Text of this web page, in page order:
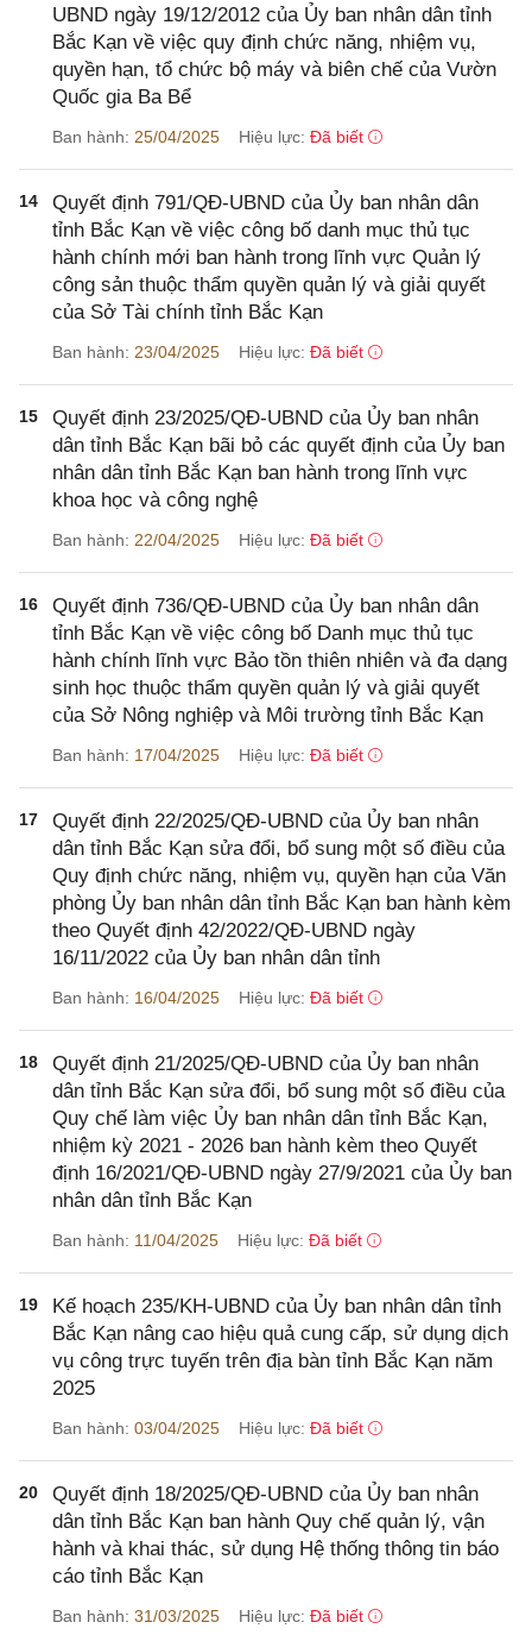
UBND ngày 19/12/2012 của Ủy ban nhân dân tỉnh
Bắc Kạn về việc quy định chức năng, nhiệm vụ,
quyền hạn, tổ chức bộ máy và biên chế của Vườn
Quốc gia Ba Bể
Ban hành: 25/04/2025 Hiệu lực: Đã biết
14
Quyết định 791/QĐ-UBND của Ủy ban nhân dân
tỉnh Bắc Kạn về việc công bố danh mục thủ tục
hành chính mới ban hành trong lĩnh vực Quản lý
công sản thuộc thẩm quyền quản lý và giải quyết
của Sở Tài chính tỉnh Bắc Kạn
Ban hành: 23/04/2025 Hiệu lực: Đã biết
15
Quyết định 23/2025/QĐ-UBND của Ủy ban nhân
dân tỉnh Bắc Kạn bãi bỏ các quyết định của Ủy ban
nhân dân tỉnh Bắc Kạn ban hành trong lĩnh vực
khoa học và công nghệ
Ban hành: 22/04/2025 Hiệu lực: Đã biết
16
Quyết định 736/QĐ-UBND của Ủy ban nhân dân
tỉnh Bắc Kạn về việc công bố Danh mục thủ tục
hành chính lĩnh vực Bảo tồn thiên nhiên và đa dạng
sinh học thuộc thẩm quyền quản lý và giải quyết
của Sở Nông nghiệp và Môi trường tỉnh Bắc Kạn
Ban hành: 17/04/2025 Hiệu lực: Đã biết
17
Quyết định 22/2025/QĐ-UBND của Ủy ban nhân
dân tỉnh Bắc Kạn sửa đổi, bổ sung một số điều của
Quy định chức năng, nhiệm vụ, quyền hạn của Văn
phòng Ủy ban nhân dân tỉnh Bắc Kạn ban hành kèm
theo Quyết định 42/2022/QĐ-UBND ngày
16/11/2022 của Ủy ban nhân dân tỉnh
Ban hành: 16/04/2025 Hiệu lực: Đã biết
18
Quyết định 21/2025/QĐ-UBND của Ủy ban nhân
dân tỉnh Bắc Kạn sửa đổi, bổ sung một số điều của
Quy chế làm việc Ủy ban nhân dân tỉnh Bắc Kạn,
nhiệm kỳ 2021 - 2026 ban hành kèm theo Quyết
định 16/2021/QĐ-UBND ngày 27/9/2021 của Ủy ban
nhân dân tỉnh Bắc Kạn
Ban hành: 11/04/2025 Hiệu lực: Đã biết
19
Kế hoạch 235/KH-UBND của Ủy ban nhân dân tỉnh
Bắc Kạn nâng cao hiệu quả cung cấp, sử dụng dịch
vụ công trực tuyến trên địa bàn tỉnh Bắc Kạn năm
2025
Ban hành: 03/04/2025 Hiệu lực: Đã biết
20
Quyết định 18/2025/QĐ-UBND của Ủy ban nhân
dân tỉnh Bắc Kạn ban hành Quy chế quản lý, vận
hành và khai thác, sử dụng Hệ thống thông tin báo
cáo tỉnh Bắc Kạn
Ban hành: 31/03/2025 Hiệu lực: Đã biết